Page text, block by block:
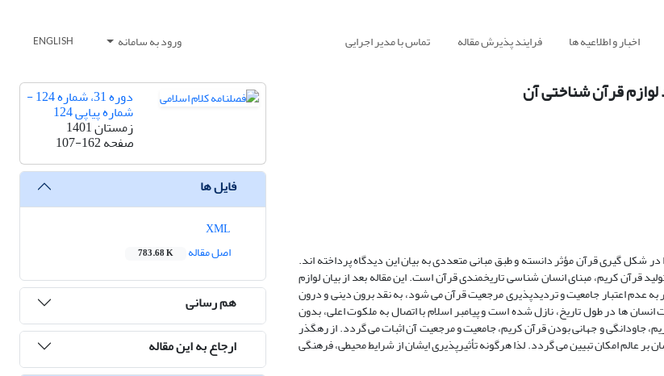
اخبار و اطلاعیه ها فرایند پذیرش مقاله تماس با مدیر اجرایی ورود به سامانه ENGLISH
قرآن شناختی آن
شکل گیری قرآن مؤثر دانسته و طبق مبانی متعددی به بیان این دیدگاه پرداخته اند.
قرآن کریم، مبنای انسان شناسی تاریخمندی قرآن است. این مقاله بعد از بیان لوازم
عدم اعتبار جامعیت و تردیدپذیری مرجعیت قرآن می شود، به نقد برون دینی و درون
ها در طول تاریخ، نازل شده است و پیامبر اسلام با اتصال به ملکوت اعلی، بدون
جاودانگی و جهانی بودن قرآن کریم، جامعیت و مرجعیت آن اثبات می گردد. از رهگذر
عالم امکان تبیین می گردد. لذا هرگونه تأثیرپذیری ایشان از شرایط محیطی، فرهنگی
دوره 31، شماره 124 -
شماره پیاپی 124
زمستان 1401
صفحه107-162
فایل ها
اصل مقاله
783.68 K
هم رسانی
ارجاع به این مقاله